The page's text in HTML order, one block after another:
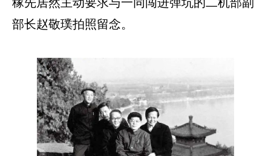
部长赵敬璞拍照留念。